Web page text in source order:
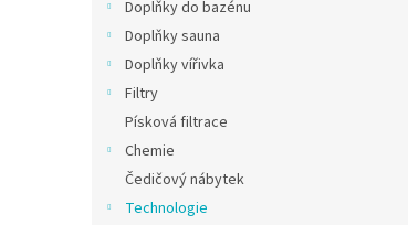
Doplňky do bazénu
Doplňky sauna
Doplňky vířivka
Filtry
Písková filtrace
Chemie
Čedičový nábytek
Technologie